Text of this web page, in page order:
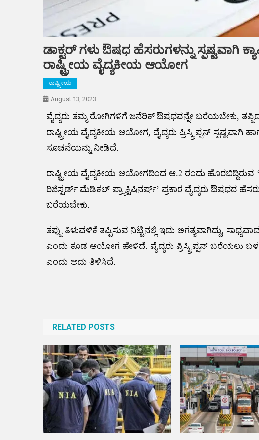
ಡಾಕ್ಟರ್ ಗಳು ಔಷಧ ಹೆಸರುಗಳನ್ನು
ರಾಷ್ಟ್ರೀಯ ವೈದ್ಯಕೀಯ ಆಯೋಗ
ರಾಷ್ಟ್ರೀಯ
August 13, 2023
ವೈದ್ಯರು ತಮ್ಮ ರೋಗಿಗಳಿಗೆ ಜನೆರಿಕ್ ಔಷಧವನ್ನೇ ಬರೆಯಬೇಕು,
ರಾಷ್ಟ್ರೀಯ ವೈದ್ಯಕೀಯ ಆಯೋಗ, ವೈದ್ಯರು ಪ್ರಿಸ್ಕ್ರಿಪ್ಷನ್
ಸೂಚನೆಯನ್ನು ನೀಡಿದೆ.
ರಾಷ್ಟ್ರೀಯ ವೈದ್ಯಕೀಯ ಆಯೋಗದಿಂದ ಆ.2 ರಂದು
ರಿಜಿಸ್ಟರ್ಡ್ ಮೆಡಿಕಲ್ ಪ್ರ್ಯಾಕ್ಟಿಷಿನರ್ಷ್’ ಪ್ರಕಾರ ವೈದ್ಯರು ಔಷಧದ
ಬರೆಯಬೇಕು.
ತಪ್ಪು ತಿಳುವಳಿಕೆ ತಪ್ಪಿಸುವ ನಿಟ್ಟಿನಲ್ಲಿ ಇದು ಅಗತ್ಯವಾಗಿದ್ದು,
ಎಂದು ಕೂಡ ಆಯೋಗ ಹೇಳಿದೆ. ವೈದ್ಯರು ಪ್ರಿಸ್ಕ್ರಿಪ್ಷನ್ ಬರೆಯಲು
ಎಂದು ಅದು ತಿಳಿಸಿದೆ.
RELATED POSTS